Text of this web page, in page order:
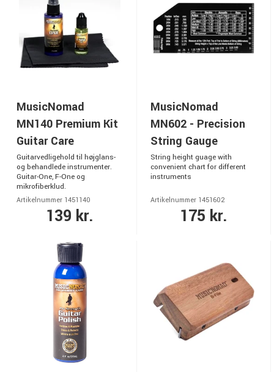
MusicNomad
MN140 Premium Kit
Guitar Care
Guitarvedligehold til højglans-
og behandlede instrumenter.
Guitar-One, F-One og
mikrofiberklud.
Artikelnummer 1451140
139 kr.
MusicNomad
MN602 - Precision
String Gauge
String height guage with
convenient chart for different
instruments
Artikelnummer 1451602
175 kr.